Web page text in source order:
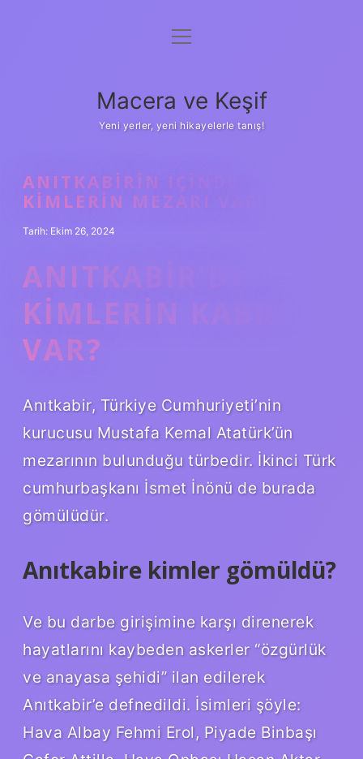
Anasayfa
Yasal Uyarı
menüyü
Macera ve Keşif
Yeni yerler, yeni hikayelerle tanış!
ANITKABIRIN IÇINDE
KIMLERIN MEZARI VAR
Tarih: Ekim 26, 2024
ANITKABIR’DE
KIMLERIN KABRI
VAR?
Anıtkabir, Türkiye Cumhuriyeti’nin
kurucusu Mustafa Kemal Atatürk’ün
mezarının bulunduğu türbedir. İkinci Türk
cumhurbaşkanı İsmet İnönü de burada
gömülüdür.
Anıtkabire kimler gömüldü?
Ve bu darbe girişimine karşı direnerek
hayatlarını kaybeden askerler “özgürlük
ve anayasa şehidi” ilan edilerek
Anıtkabir’e defnedildi. İsimleri şöyle:
Hava Albay Fehmi Erol, Piyade Binbaşı